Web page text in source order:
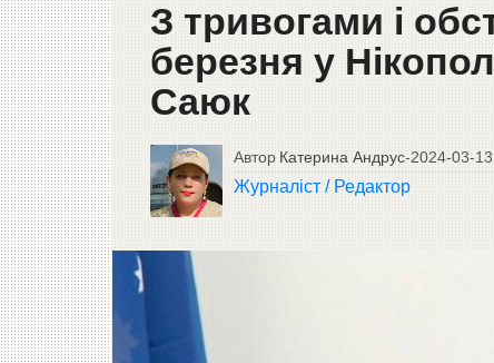
З тривогами і
березня у
Саюк
Автор Катерина Андрус-2024-03-13
Журналіст / Редактор